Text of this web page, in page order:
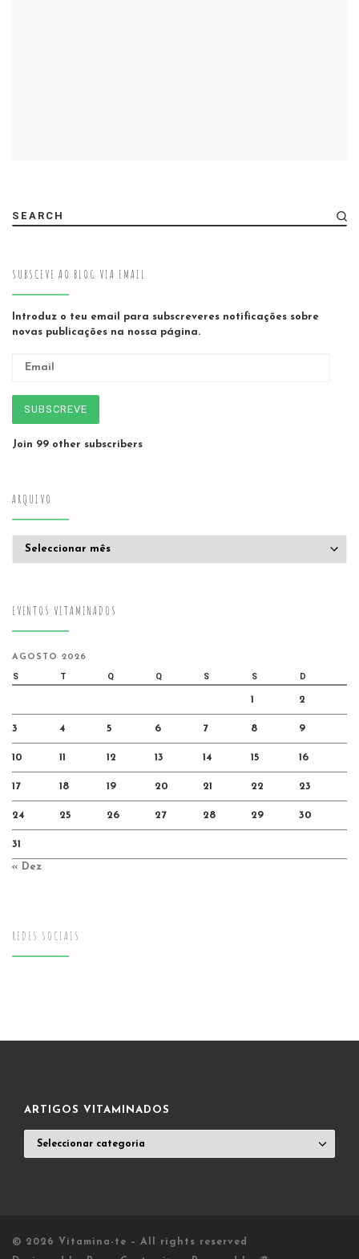
SEARCH
SUBSCEVE AO BLOG VIA EMAIL
Introduz o teu email para subscreveres notificações sobre
novas publicações na nossa página.
SUBSCREVE
Join 99 other subscribers
ARQUIVO
EVENTOS VITAMINADOS
AGOSTO 2026
S T Q Q S S D
1 2
3 4 5 6 7 8 9
10 11 12 13 14 15 16
17 18 19 20 21 22 23
24 25 26 27 28 29 30
31
« Dez
REDES SOCIAIS
ARTIGOS VITAMINADOS
VITAMINADOS
© 2026 Vitamina-te – All rights reserved